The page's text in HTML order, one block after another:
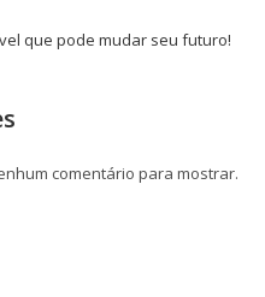
que pode mudar seu futuro!
comentário para mostrar.